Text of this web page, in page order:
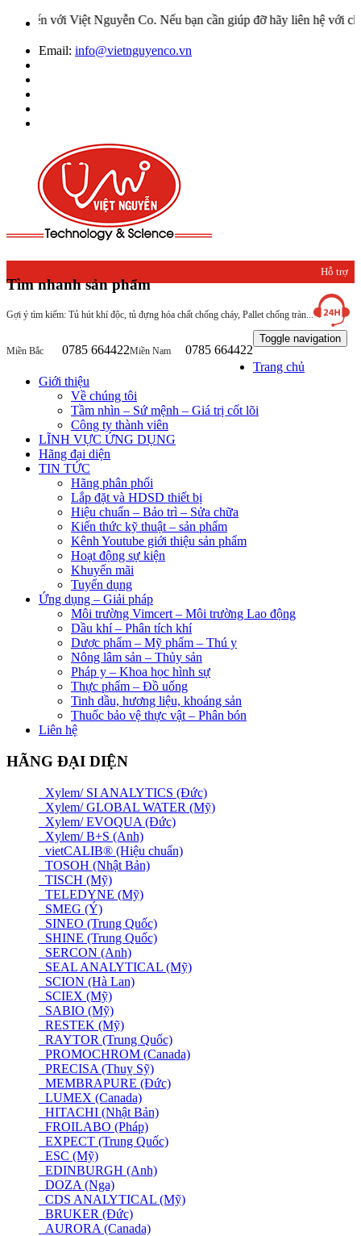
với Việt Nguyễn Co. Nếu bạn cần giúp đỡ hãy liên hệ với chúng tôi
Email: info@vietnguyenco.vn
Tìm nhanh sản phẩm
Gợi ý tìm kiếm: Tủ hút khí độc, tủ đựng hóa chất chống cháy, Pallet chống tràn...
Hỗ trợ
khách
hàng
Miền Bắc 0785 664422Miền Nam 0785 664422
Toggle navigation
Trang chủ
Giới thiệu
Về chúng tôi
Tầm nhìn – Sứ mệnh – Giá trị cốt lõi
Công ty thành viên
LĨNH VỰC ỨNG DỤNG
Hãng đại diện
TIN TỨC
Hãng phân phối
Lắp đặt và HDSD thiết bị
Hiệu chuẩn – Bảo trì – Sửa chữa
Kiến thức kỹ thuật – sản phẩm
Kênh Youtube giới thiệu sản phẩm
Hoạt động sự kiện
Khuyến mãi
Tuyển dụng
Ứng dụng – Giải pháp
Môi trường Vimcert – Môi trường Lao động
Dầu khí – Phân tích khí
Dược phẩm – Mỹ phẩm – Thú y
Nông lâm sản – Thủy sản
Pháp y – Khoa học hình sự
Thực phẩm – Đồ uống
Tinh dầu, hương liệu, khoáng sản
Thuốc bảo vệ thực vật – Phân bón
Liên hệ
HÃNG ĐẠI DIỆN
Xylem/ SI ANALYTICS (Đức)
Xylem/ GLOBAL WATER (Mỹ)
Xylem/ EVOQUA (Đức)
Xylem/ B+S (Anh)
vietCALIB® (Hiệu chuẩn)
TOSOH (Nhật Bản)
TISCH (Mỹ)
TELEDYNE (Mỹ)
SMEG (Ý)
SINEO (Trung Quốc)
SHINE (Trung Quốc)
SERCON (Anh)
SEAL ANALYTICAL (Mỹ)
SCION (Hà Lan)
SCIEX (Mỹ)
SABIO (Mỹ)
RESTEK (Mỹ)
RAYTOR (Trung Quốc)
PROMOCHROM (Canada)
PRECISA (Thuỵ Sỹ)
MEMBRAPURE (Đức)
LUMEX (Canada)
HITACHI (Nhật Bản)
FROILABO (Pháp)
EXPECT (Trung Quốc)
ESC (Mỹ)
EDINBURGH (Anh)
DOZA (Nga)
CDS ANALYTICAL (Mỹ)
BRUKER (Đức)
AURORA (Canada)